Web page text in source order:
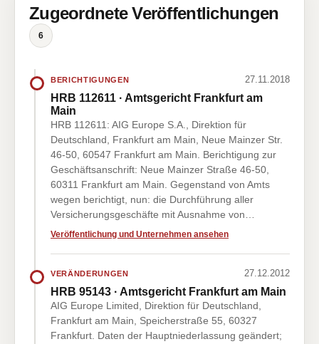
Zugeordnete Veröffentlichungen
6
BERICHTIGUNGEN 27.11.2018
HRB 112611 · Amtsgericht Frankfurt am
Main
HRB 112611: AIG Europe S.A., Direktion für
Deutschland, Frankfurt am Main, Neue Mainzer Str.
46-50, 60547 Frankfurt am Main. Berichtigung zur
Geschäftsanschrift: Neue Mainzer Straße 46-50,
60311 Frankfurt am Main. Gegenstand von Amts
wegen berichtigt, nun: die Durchführung aller
Versicherungsgeschäfte mit Ausnahme von…
Veröffentlichung und Unternehmen ansehen
VERÄNDERUNGEN 27.12.2012
HRB 95143 · Amtsgericht Frankfurt am Main
AIG Europe Limited, Direktion für Deutschland,
Frankfurt am Main, Speicherstraße 55, 60327
Frankfurt. Daten der Hauptniederlassung geändert;